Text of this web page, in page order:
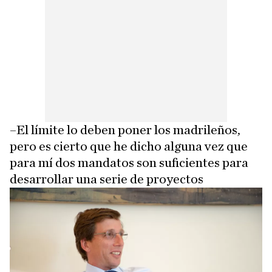
–El límite lo deben poner los madrileños,
pero es cierto que he dicho alguna vez que
para mí dos mandatos son suficientes para
desarrollar una serie de proyectos